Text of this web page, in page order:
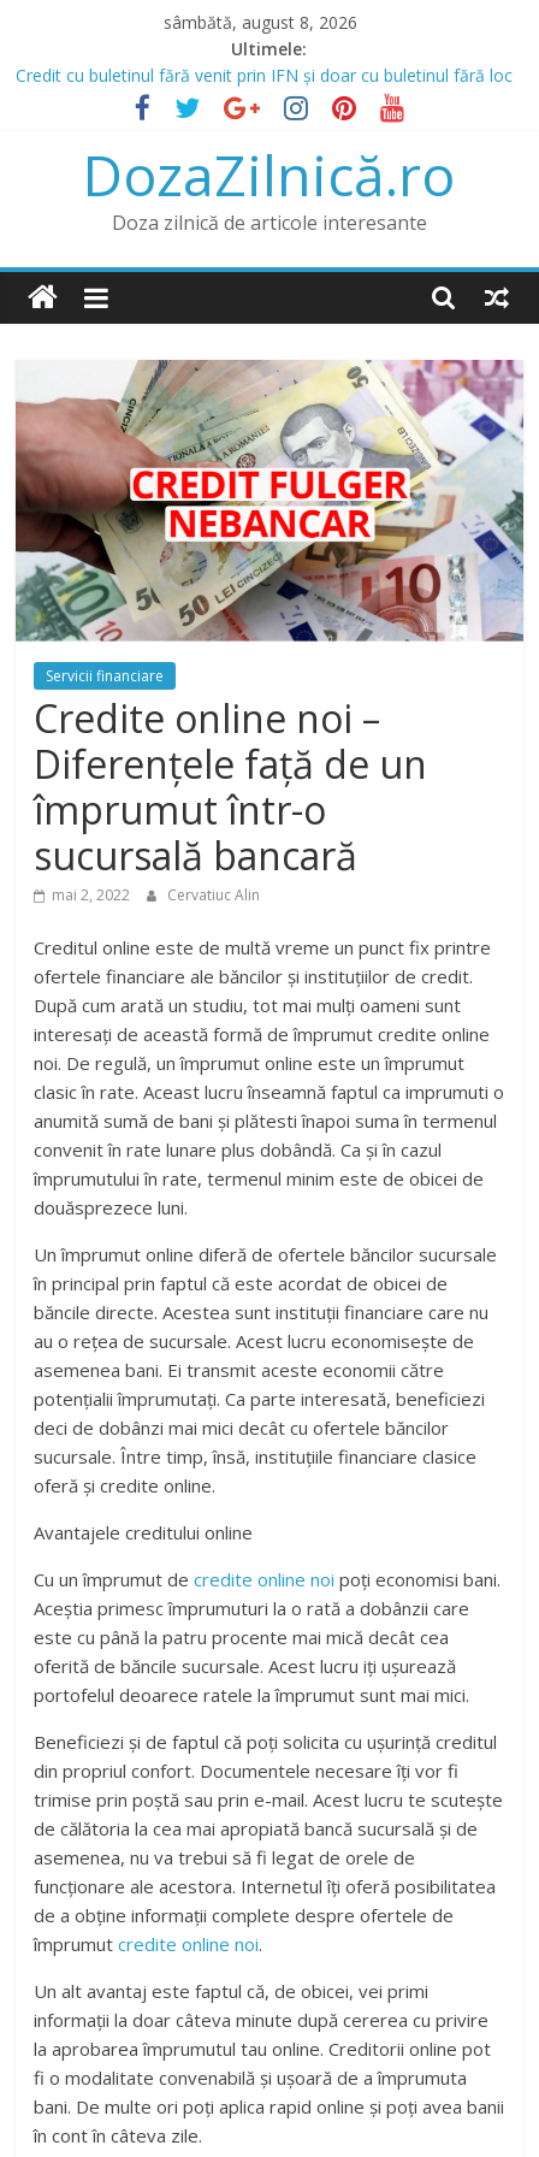
content
sâmbătă, august 8, 2026
Ultimele:
Credit cu buletinul fără venit prin IFN și doar cu buletinul fără loc
Prânz în Heraklion? Mergi la Bellot Restaurant
Lista IFN care acordă credite online și opțiunea de a obține un
credit online fără venit
Credit pentru Datornici și Rău Platnici prin IFN
DozaZilnică.ro
Doza zilnică de articole interesante
Servicii financiare
Credite online noi –
Diferențele față de un
împrumut într-o
sucursală bancară
mai 2, 2022 Cervatiuc Alin
Creditul online este de multă vreme un punct fix printre
ofertele financiare ale băncilor și instituțiilor de credit.
După cum arată un studiu, tot mai mulți oameni sunt
interesați de această formă de împrumut credite online
noi. De regulă, un împrumut online este un împrumut
clasic în rate. Aceast lucru înseamnă faptul ca imprumuti o
anumită sumă de bani și plătesti înapoi suma în termenul
convenit în rate lunare plus dobândă. Ca și în cazul
împrumutului în rate, termenul minim este de obicei de
douăsprezece luni.
Un împrumut online diferă de ofertele băncilor sucursale
în principal prin faptul că este acordat de obicei de
băncile directe. Acestea sunt instituții financiare care nu
au o rețea de sucursale. Acest lucru economisește de
asemenea bani. Ei transmit aceste economii către
potențialii împrumutați. Ca parte interesată, beneficiezi
deci de dobânzi mai mici decât cu ofertele băncilor
sucursale. Între timp, însă, instituțiile financiare clasice
oferă și credite online.
Avantajele creditului online
Cu un împrumut decredite online noi poți economisi bani.
Aceștia primesc împrumuturi la o rată a dobânzii care
este cu până la patru procente mai mică decât cea
oferită de băncile sucursale. Acest lucru iți ușurează
portofelul deoarece ratele la împrumut sunt mai mici.
Beneficiezi și de faptul că poți solicita cu ușurință creditul
din propriul confort. Documentele necesare îți vor fi
trimise prin poștă sau prin e-mail. Acest lucru te scutește
de călătoria la cea mai apropiată bancă sucursală și de
asemenea, nu va trebui să fi legat de orele de
funcționare ale acestora. Internetul îți oferă posibilitatea
de a obține informații complete despre ofertele de
împrumutcredite online noi.
Un alt avantaj este faptul că, de obicei, vei primi
informații la doar câteva minute după cererea cu privire
la aprobarea împrumutul tau online. Creditorii online pot
fi o modalitate convenabilă și ușoară de a împrumuta
bani. De multe ori poți aplica rapid online și poți avea banii
în cont în câteva zile.